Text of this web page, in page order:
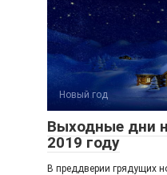
Новый год
Выходные дни
2019 году
В преддверии грядущих